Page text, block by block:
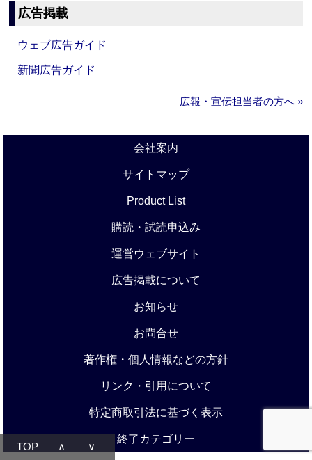
広告掲載
ウェブ広告ガイド
新聞広告ガイド
広報・宣伝担当者の方へ »
会社案内
サイトマップ
Product List
購読・試読申込み
運営ウェブサイト
広告掲載について
お知らせ
お問合せ
著作権・個人情報などの方針
リンク・引用について
特定商取引法に基づく表示
終了カテゴリー
TOP ∧ ∨